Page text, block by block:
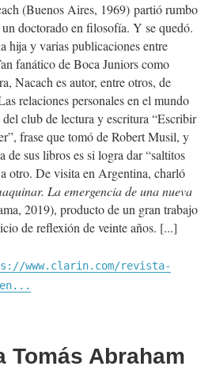
(Buenos Aires, 1969) partió rumbo
un doctorado en filosofía. Y se quedó.
hija y varias publicaciones entre
fanático de Boca Juniors como
Nacach es autor, entre otros, de
relaciones personales en el mundo
club de lectura y escritura “Escribir
frase que tomó de Robert Musil, y
de sus libros es si logra dar “saltitos
otro. De visita en Argentina, charló
La emergencia de una nueva
2019), producto de un gran trabajo
de reflexión de veinte años.
www.clarin.com/revista-
Tomás Abraham